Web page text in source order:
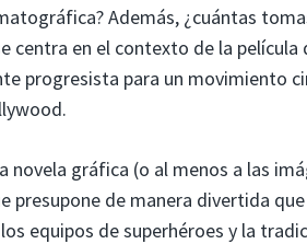
Además, ¿cuántas
centra en el contexto de la
progresista para un movimiento
gráfica (o al menos a las
presupone de manera divertida
equipos de superhéroes y la